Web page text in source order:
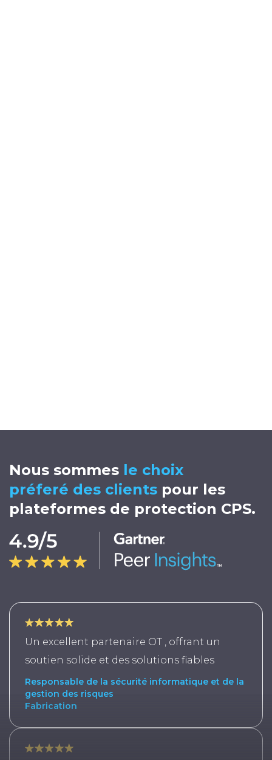
Nous sommes le choix
préferé des clients pour les
plateformes de protection CPS.
Un excellent partenaire OT , offrant un
soutien solide et des solutions fiables
Responsable de la sécurité informatique et de la
gestion des risques
Fabrication